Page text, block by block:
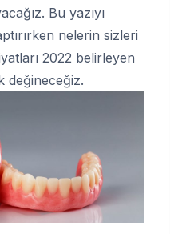
Bu yazıyı
nelerin sizleri
2022 belirleyen
değineceğiz.